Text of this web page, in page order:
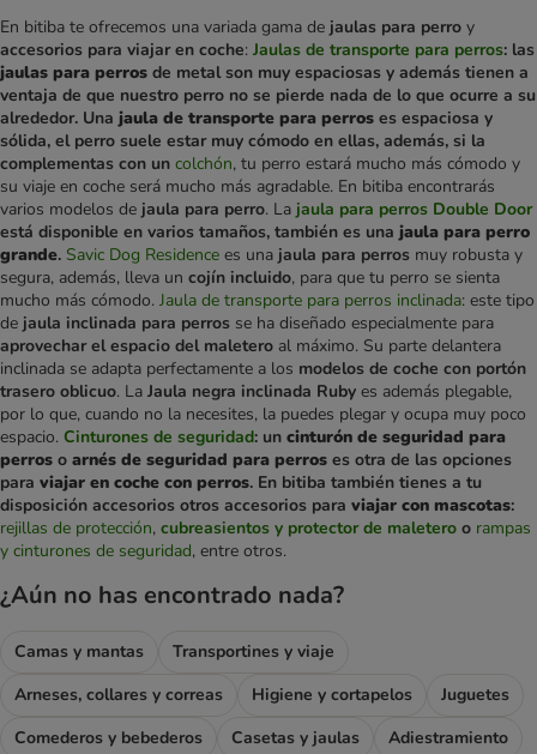
En bitiba te ofrecemos una variada gama de jaulas para perro y
accesorios para viajar en coche: Jaulas de transporte para perros: las
jaulas para perros de metal son muy espaciosas y además tienen a
ventaja de que nuestro perro no se pierde nada de lo que ocurre a su
alrededor. Una jaula de transporte para perros es espaciosa y
sólida, el perro suele estar muy cómodo en ellas, además, si la
complementas con un colchón, tu perro estará mucho más cómodo y
su viaje en coche será mucho más agradable. En bitiba encontrarás
varios modelos de jaula para perro. La jaula para perros Double Door
está disponible en varios tamaños, también es una jaula para perro
grande. Savic Dog Residence es una jaula para perros muy robusta y
segura, además, lleva un cojín incluido, para que tu perro se sienta
mucho más cómodo. Jaula de transporte para perros inclinada: este tipo
de jaula inclinada para perros se ha diseñado especialmente para
aprovechar el espacio del maletero al máximo. Su parte delantera
inclinada se adapta perfectamente a los modelos de coche con portón
trasero oblicuo. La Jaula negra inclinada Ruby es además plegable,
por lo que, cuando no la necesites, la puedes plegar y ocupa muy poco
espacio. Cinturones de seguridad: un cinturón de seguridad para
perros o arnés de seguridad para perros es otra de las opciones
para viajar en coche con perros. En bitiba también tienes a tu
disposición accesorios otros accesorios para viajar con mascotas:
rejillas de protección, cubreasientos y protector de maletero o rampas
y cinturones de seguridad, entre otros.
¿Aún no has encontrado nada?
Camas y mantas
Transportines y viaje
Arneses, collares y correas
Higiene y cortapelos
Juguetes
Comederos y bebederos
Casetas y jaulas
Adiestramiento